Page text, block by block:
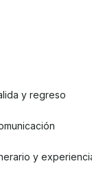
y regreso
y